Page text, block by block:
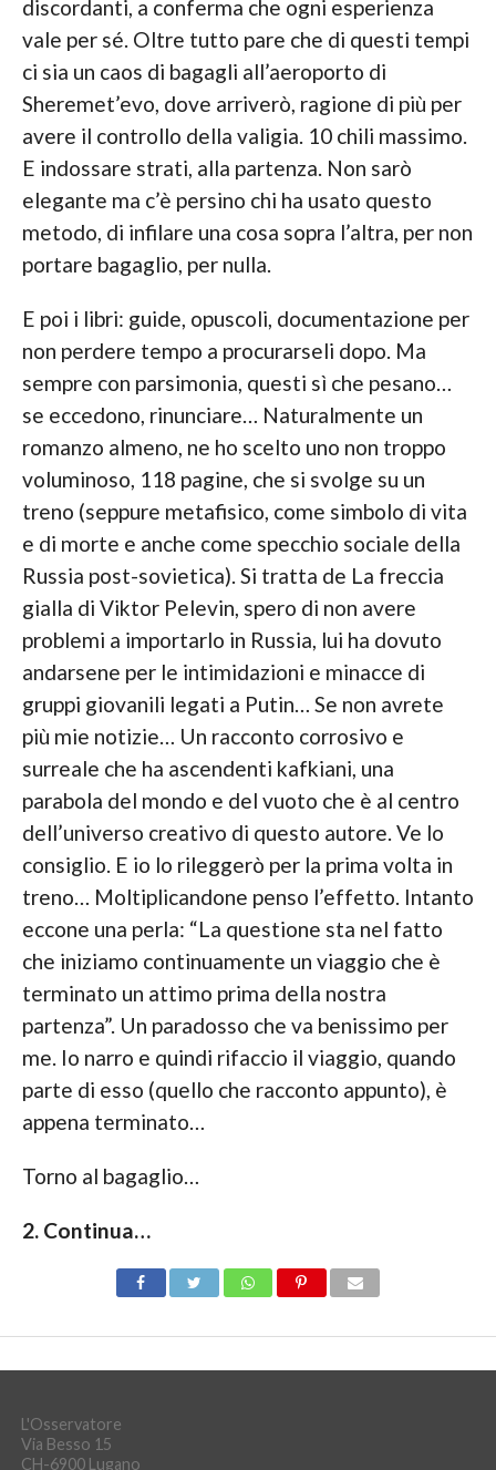
discordanti, a conferma che ogni esperienza
vale per sé. Oltre tutto pare che di questi tempi
ci sia un caos di bagagli all’aeroporto di
Sheremet’evo, dove arriverò, ragione di più per
avere il controllo della valigia. 10 chili massimo.
E indossare strati, alla partenza. Non sarò
elegante ma c’è persino chi ha usato questo
metodo, di infilare una cosa sopra l’altra, per non
portare bagaglio, per nulla.
E poi i libri: guide, opuscoli, documentazione per
non perdere tempo a procurarseli dopo. Ma
sempre con parsimonia, questi sì che pesano…
se eccedono, rinunciare… Naturalmente un
romanzo almeno, ne ho scelto uno non troppo
voluminoso, 118 pagine, che si svolge su un
treno (seppure metafisico, come simbolo di vita
e di morte e anche come specchio sociale della
Russia post-sovietica). Si tratta de La freccia
gialla di Viktor Pelevin, spero di non avere
problemi a importarlo in Russia, lui ha dovuto
andarsene per le intimidazioni e minacce di
gruppi giovanili legati a Putin… Se non avrete
più mie notizie… Un racconto corrosivo e
surreale che ha ascendenti kafkiani, una
parabola del mondo e del vuoto che è al centro
dell’universo creativo di questo autore. Ve lo
consiglio. E io lo rileggerò per la prima volta in
treno… Moltiplicandone penso l’effetto. Intanto
eccone una perla: “La questione sta nel fatto
che iniziamo continuamente un viaggio che è
terminato un attimo prima della nostra
partenza”. Un paradosso che va benissimo per
me. Io narro e quindi rifaccio il viaggio, quando
parte di esso (quello che racconto appunto), è
appena terminato…
Torno al bagaglio…
2. Continua…
L'Osservatore
Via Besso 15
CH-6900 Lugano